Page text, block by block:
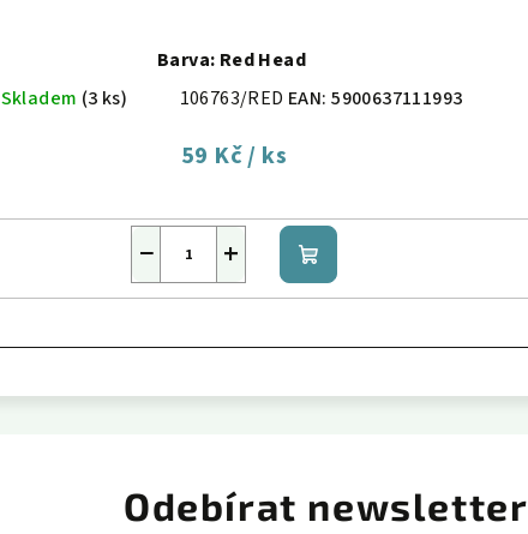
Barva: Red Head
Skladem (3 ks) 106763/RED EAN: 5900637111993
59 Kč/ ks
+
− Do
košíku
Odebírat newsletter